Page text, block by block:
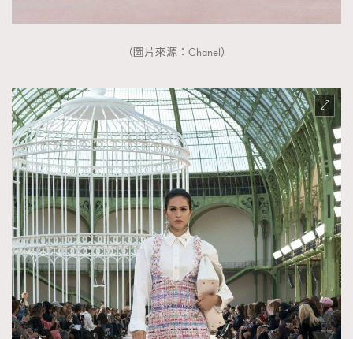
（圖片來源：Chanel）